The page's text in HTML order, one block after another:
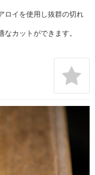
ロイを使用し抜群の切れ
カットができます。